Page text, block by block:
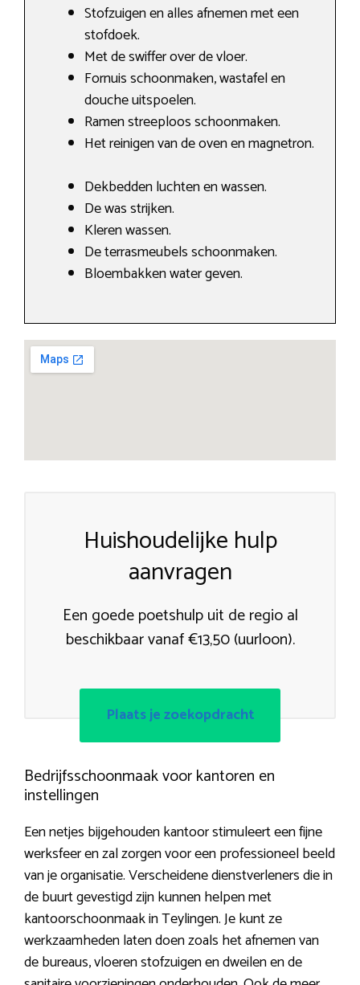
Stofzuigen en alles afnemen met een
stofdoek.
Met de swiffer over de vloer.
Fornuis schoonmaken, wastafel en
douche uitspoelen.
Ramen streeploos schoonmaken.
Het reinigen van de oven en magnetron.
Dekbedden luchten en wassen.
De was strijken.
Kleren wassen.
De terrasmeubels schoonmaken.
Bloembakken water geven.
Huishoudelijke hulp
aanvragen
Een goede poetshulp uit de regio al
beschikbaar vanaf €13,50 (uurloon).
Plaats je zoekopdracht
Bedrijfsschoonmaak voor kantoren en
instellingen
Een netjes bijgehouden kantoor stimuleert een fijne
werksfeer en zal zorgen voor een professioneel beeld
van je organisatie. Verscheidene dienstverleners die in
de buurt gevestigd zijn kunnen helpen met
kantoorschoonmaak in Teylingen. Je kunt ze
werkzaamheden laten doen zoals het afnemen van
de bureaus, vloeren stofzuigen en dweilen en de